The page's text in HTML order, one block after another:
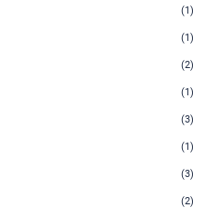
(1)
(1)
(2)
(1)
(3)
(1)
(3)
(2)